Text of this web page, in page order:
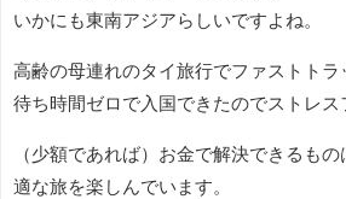
いかにも東南アジアらしいですよね。
高齢の母連れのタイ旅行でファストトラ
待ち時間ゼロで入国できたのでストレス
（少額であれば）お金で解決できるも
適な旅を楽しんでいます。